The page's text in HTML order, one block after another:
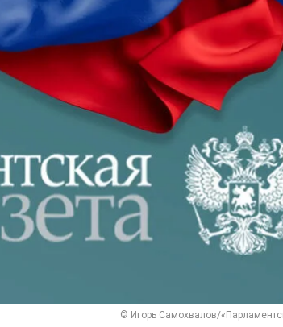
© Игорь Самохвалов/